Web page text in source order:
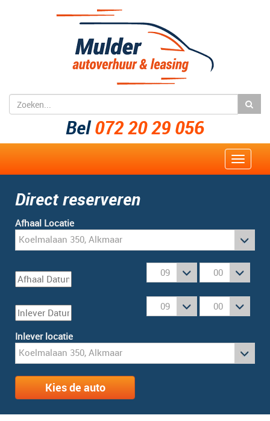
Bel072 20 29 056
Toggle
Direct reserveren
Afhaal Locatie
Inlever locatie
Kies de auto